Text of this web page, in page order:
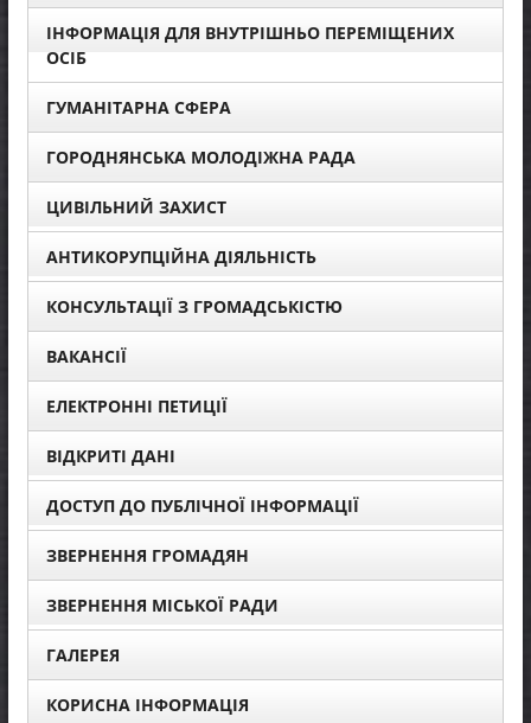
ІНФОРМАЦІЯ ДЛЯ ВНУТРІШНЬО ПЕРЕМІЩЕНИХ
ОСІБ
ГУМАНІТАРНА СФЕРА
ГОРОДНЯНСЬКА МОЛОДІЖНА РАДА
ЦИВІЛЬНИЙ ЗАХИСТ
АНТИКОРУПЦІЙНА ДІЯЛЬНІСТЬ
КОНСУЛЬТАЦІЇ З ГРОМАДСЬКІСТЮ
ВАКАНСІЇ
ЕЛЕКТРОННІ ПЕТИЦІЇ
ВІДКРИТІ ДАНІ
ДОСТУП ДО ПУБЛІЧНОЇ ІНФОРМАЦІЇ
ЗВЕРНЕННЯ ГРОМАДЯН
ЗВЕРНЕННЯ МІСЬКОЇ РАДИ
ГАЛЕРЕЯ
КОРИСНА ІНФОРМАЦІЯ